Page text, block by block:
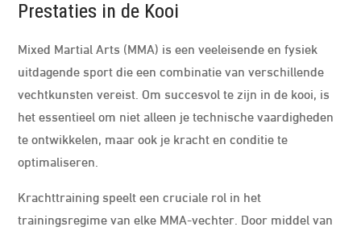
Prestaties in de Kooi
Mixed Martial Arts (MMA) is een veeleisende en fysiek
uitdagende sport die een combinatie van verschillende
vechtkunsten vereist. Om succesvol te zijn in de kooi, is
het essentieel om niet alleen je technische vaardigheden
te ontwikkelen, maar ook je kracht en conditie te
optimaliseren.
Krachttraining speelt een cruciale rol in het
trainingsregime van elke MMA-vechter. Door middel van